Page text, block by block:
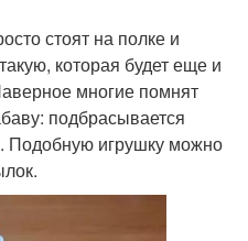
стоят на полке и
которая будет еще и
многие помнят
подбрасывается
Подобную игрушку можно